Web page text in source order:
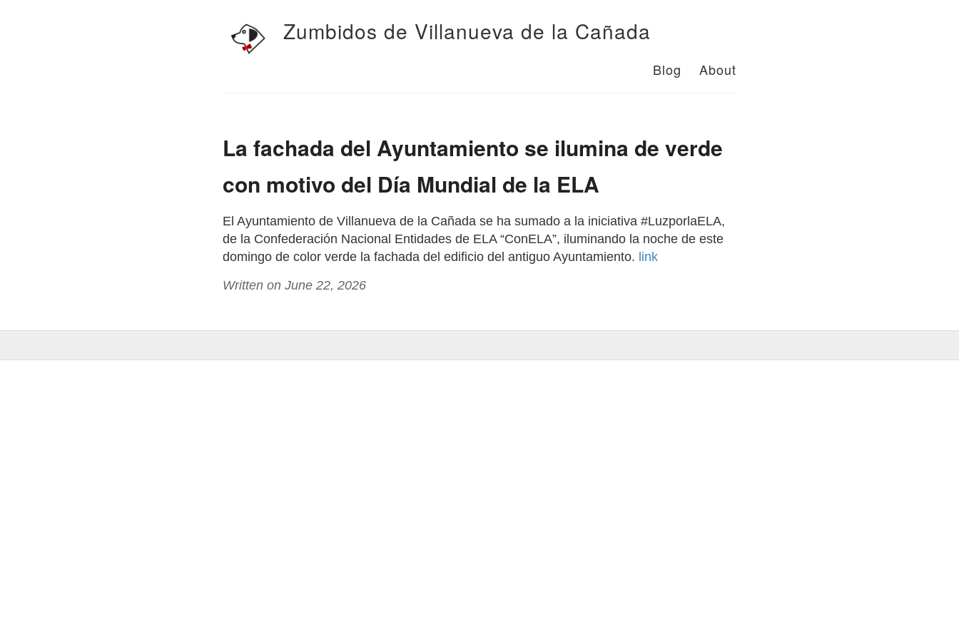
Zumbidos de Villanueva de la Cañada
Blog About
La fachada del Ayuntamiento se ilumina de verde
con motivo del Día Mundial de la ELA
El Ayuntamiento de Villanueva de la Cañada se ha sumado a la iniciativa #LuzporlaELA,
de la Confederación Nacional Entidades de ELA “ConELA”, iluminando la noche de este
domingo de color verde la fachada del edificio del antiguo Ayuntamiento. link
Written on June 22, 2026